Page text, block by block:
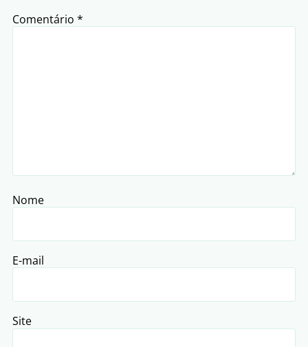
Comentário *
Nome
E-mail
Site